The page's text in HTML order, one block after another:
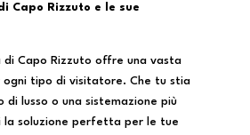
Capo Rizzuto e le sue
di Capo Rizzuto offre una vasta
ogni tipo di visitatore. Che tu stia
di lusso o una sistemazione più
la soluzione perfetta per le tue